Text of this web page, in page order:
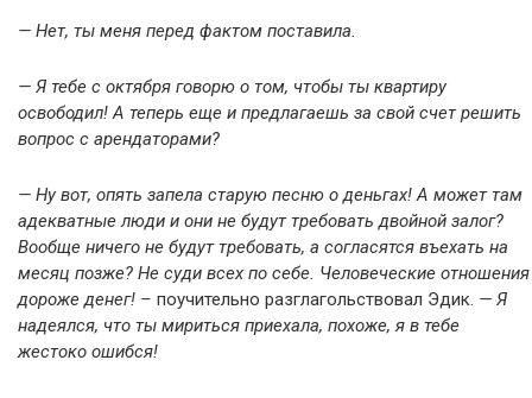
— Нет, ты меня перед фактом поставила.
— Я тебе с октября говорю о том, чтобы ты квартиру
освободил! А теперь еще и предлагаешь за свой счет решить
вопрос с арендаторами?
— Ну вот, опять запела старую песню о деньгах! А может там
адекватные люди и они не будут требовать двойной залог?
Вообще ничего не будут требовать, а согласятся въехать на
месяц позже? Не суди всех по себе. Человеческие отношения
дороже денег! – поучительно разглагольствовал Эдик. — Я
надеялся, что ты мириться приехала, похоже, я в тебе
жестоко ошибся!